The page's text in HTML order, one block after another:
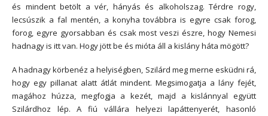
és mindent betölt a vér, hányás és alkoholszag. Térdre rogy,
lecsúszik a fal mentén, a konyha továbbra is egyre csak forog,
forog, egyre gyorsabban és csak most veszi észre, hogy Nemesi
hadnagy is itt van. Hogy jött be és mióta áll a kislány háta mögött?
A hadnagy körbenéz a helyiségben, Szilárd meg merne esküdni rá,
hogy egy pillanat alatt átlát mindent. Megsimogatja a lány fejét,
magához húzza, megfogja a kezét, majd a kislánnyal együtt
Szilárdhoz lép. A fiú vállára helyezi lapáttenyerét, hasonló